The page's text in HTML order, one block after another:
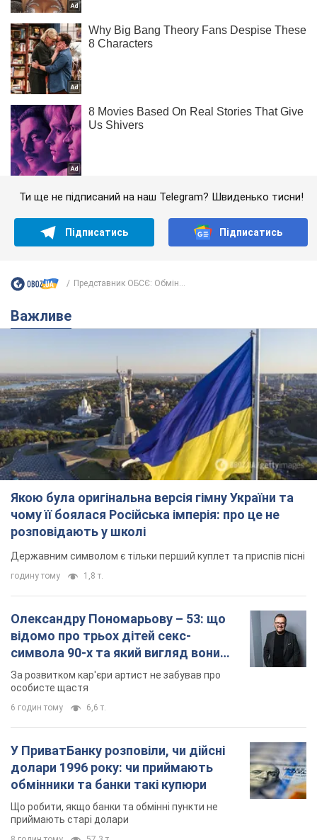
Ти ще не підписаний на наш Telegram? Швиденько тисни!
Підписатись Підписатись
Представник ОБСЄ: Обмін...
Важливе
Якою була оригінальна версія гімну України та
чому її боялася Російська імперія: про це не
розповідають у школі
Державним символом є тільки перший куплет та приспів пісні
годину тому 1,8 т.
Олександру Пономарьову – 53: що
відомо про трьох дітей секс-
символа 90-х та який вигляд вони
мають
За розвитком кар'єри артист не забував про
особисте щастя
6 годин тому 6,6 т.
У ПриватБанку розповіли, чи дійсні
долари 1996 року: чи приймають
обмінники та банки такі купюри
Що робити, якщо банки та обмінні пункти не
приймають старі долари